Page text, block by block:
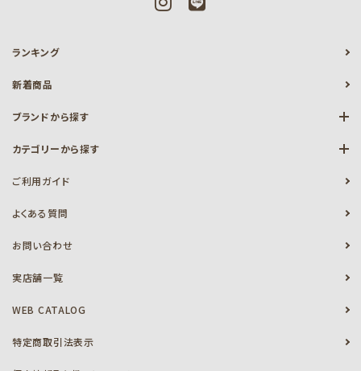
ランキング
新着商品
ブランドから探す
カテゴリーから探す
ご利用ガイド
よくある質問
お問い合わせ
実店舗一覧
WEB CATALOG
特定商取引法表示